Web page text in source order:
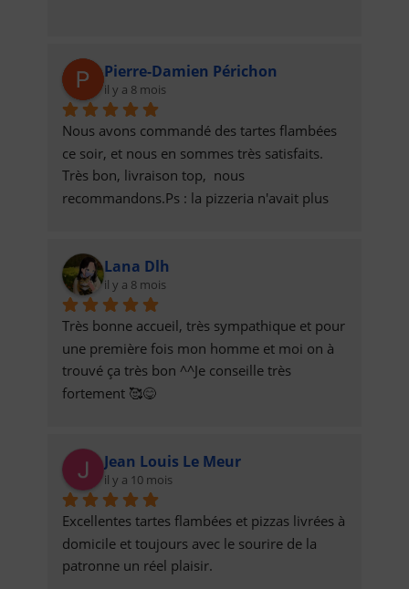
Pierre-Damien Périchon
il y a 8 mois
Nous avons commandé des tartes flambées
ce soir, et nous en sommes très satisfaits.
Très bon, livraison top,  nous
recommandons.Ps : la pizzeria n'avait plus
tarte flambée raclette au top !
Lana Dlh
il y a 8 mois
Très bonne accueil, très sympathique et pour
une première fois mon homme et moi on à
trouvé ça très bon ^^Je conseille très
fortement 🥰😋
Jean Louis Le Meur
il y a 10 mois
Excellentes tartes flambées et pizzas livrées à
domicile et toujours avec le sourire de la
patronne un réel plaisir.